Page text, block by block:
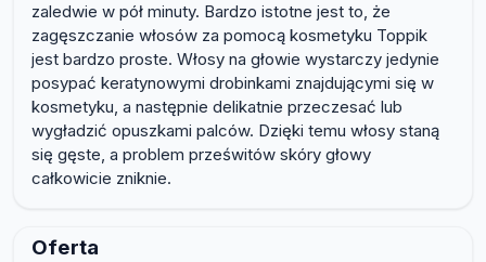
zaledwie w pół minuty. Bardzo istotne jest to, że
zagęszczanie włosów za pomocą kosmetyku Toppik
jest bardzo proste. Włosy na głowie wystarczy jedynie
posypać keratynowymi drobinkami znajdującymi się w
kosmetyku, a następnie delikatnie przeczesać lub
wygładzić opuszkami palców. Dzięki temu włosy staną
się gęste, a problem prześwitów skóry głowy
całkowicie zniknie.
Oferta